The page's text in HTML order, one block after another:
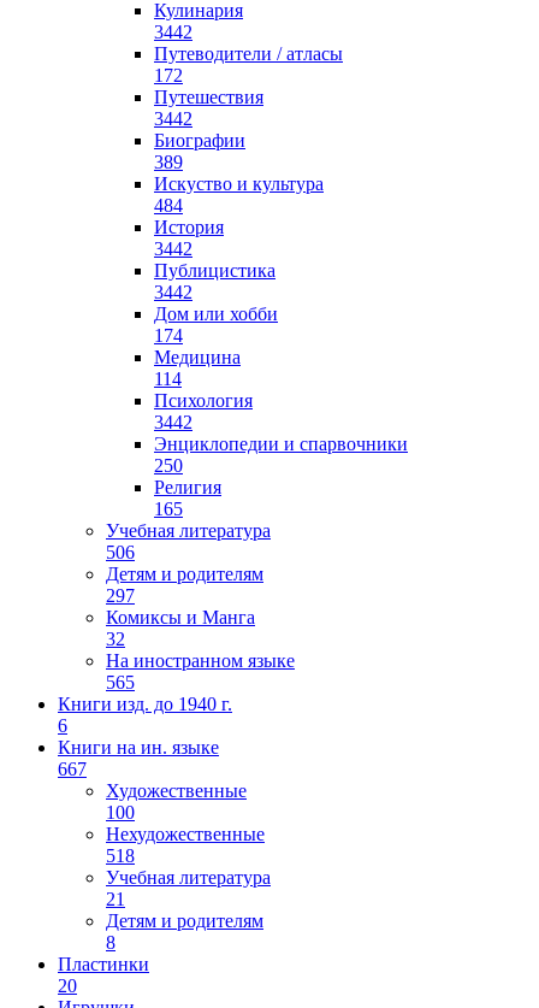
Кулинария
3442
Путеводители / атласы
172
Путешествия
3442
Биографии
389
Искуство и культура
484
История
3442
Публицистика
3442
Дом или хобби
174
Медицина
114
Психология
3442
Энциклопедии и спарвочники
250
Религия
165
Учебная литература
506
Детям и родителям
297
Комиксы и Манга
32
На иностранном языке
565
Книги изд. до 1940 г.
6
Книги на ин. языке
667
Художественные
100
Нехудожественные
518
Учебная литература
21
Детям и родителям
8
Пластинки
20